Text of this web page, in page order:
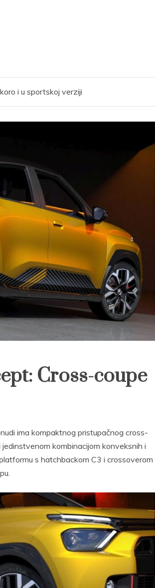
i u sportskoj verziji
Cross-coupe
ima kompaktnog pristupačnog cross-
kombinacijom konveksnih i
s hatchbackom C3 i crossoverom